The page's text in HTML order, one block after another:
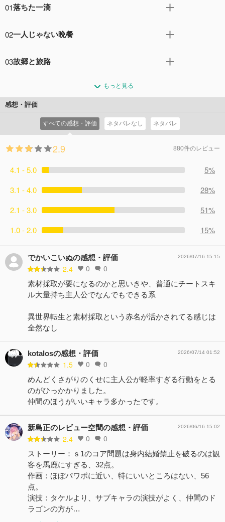
01落ちた一滴
惑星マデウスに転生。早速『探索能力』を使い、高値で売
る"ミスリル鉱石"を採取してほしいと依頼されたタケルだ
02一人じゃない晩餐
食べたり、モンスターを倒して肉を素材として採取した
に取り囲まれたことを知ったタケルは、ビーと共に森を脱
出。 その先にいたのは、行き倒れているエルフだった。
コメント7件
03故郷と旅路
た鉱石だけでなく、希少な魔鉱石を採取し益々信用を得た
タケルは、商業都市ベルカイムへ行くことを勧められ
すタケルとビー。 その前に、巨大なカニが立ち塞がる。
コメント7件拍手11回
もっと見る
感想・評価
すべての感想・評価 ネタバレなし ネタバレ
2.9 880件のレビュー
4.1 - 5.0
5%
3.1 - 4.0
28%
2.1 - 3.0
51%
1.0 - 2.0
15%
でかいこいぬの感想・評価
2.4 0 0
2026/07/16 15:15
素材採取が要になるのかと思いきや、普通にチートスキ
ル大量持ち主人公でなんでもできる系
異世界転生と素材採取という赤名が活かされてる感じは
全然なし
kotalosの感想・評価
1.5 0 0
2026/07/14 01:52
めんどくさがりのくせに主人公が軽率すぎる行動をとる
のがひっかかりました。
仲間のほうがいいキャラ多かったです。
新島正のレビュー空間の感想・評価
2.4 0 0
2026/06/16 15:02
ストーリー：ｓ1のコア問題は身内結婚禁止を破るのは観
客を馬鹿にすぎる、32点。
作画：ほぼパワポに近い、特にいいところはない、56
点。
演技：タケルより、サブキャラの演技がよく、仲間のド
ラゴンの方が…